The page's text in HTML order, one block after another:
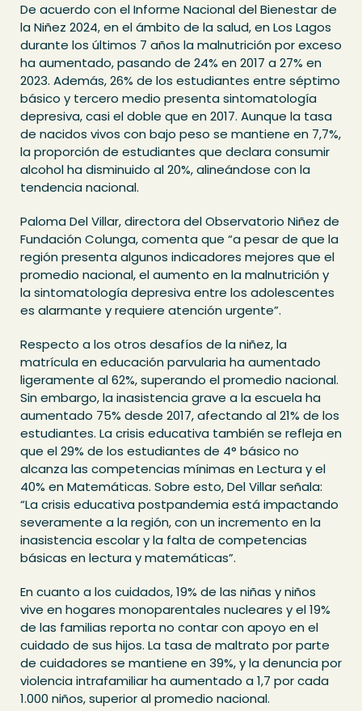
De acuerdo con el Informe Nacional del Bienestar de
la Niñez 2024, en el ámbito de la salud, en Los Lagos
durante los últimos 7 años la malnutrición por exceso
ha aumentado, pasando de 24% en 2017 a 27% en
2023. Además, 26% de los estudiantes entre séptimo
básico y tercero medio presenta sintomatología
depresiva, casi el doble que en 2017. Aunque la tasa
de nacidos vivos con bajo peso se mantiene en 7,7%,
la proporción de estudiantes que declara consumir
alcohol ha disminuido al 20%, alineándose con la
tendencia nacional.
Paloma Del Villar, directora del Observatorio Niñez de
Fundación Colunga, comenta que “a pesar de que la
región presenta algunos indicadores mejores que el
promedio nacional, el aumento en la malnutrición y
la sintomatología depresiva entre los adolescentes
es alarmante y requiere atención urgente”.
Respecto a los otros desafíos de la niñez, la
matrícula en educación parvularia ha aumentado
ligeramente al 62%, superando el promedio nacional.
Sin embargo, la inasistencia grave a la escuela ha
aumentado 75% desde 2017, afectando al 21% de los
estudiantes. La crisis educativa también se refleja en
que el 29% de los estudiantes de 4° básico no
alcanza las competencias mínimas en Lectura y el
40% en Matemáticas. Sobre esto, Del Villar señala:
“La crisis educativa postpandemia está impactando
severamente a la región, con un incremento en la
inasistencia escolar y la falta de competencias
básicas en lectura y matemáticas”.
En cuanto a los cuidados, 19% de las niñas y niños
vive en hogares monoparentales nucleares y el 19%
de las familias reporta no contar con apoyo en el
cuidado de sus hijos. La tasa de maltrato por parte
de cuidadores se mantiene en 39%, y la denuncia por
violencia intrafamiliar ha aumentado a 1,7 por cada
1.000 niños, superior al promedio nacional.